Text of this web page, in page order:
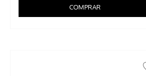
COMPRAR